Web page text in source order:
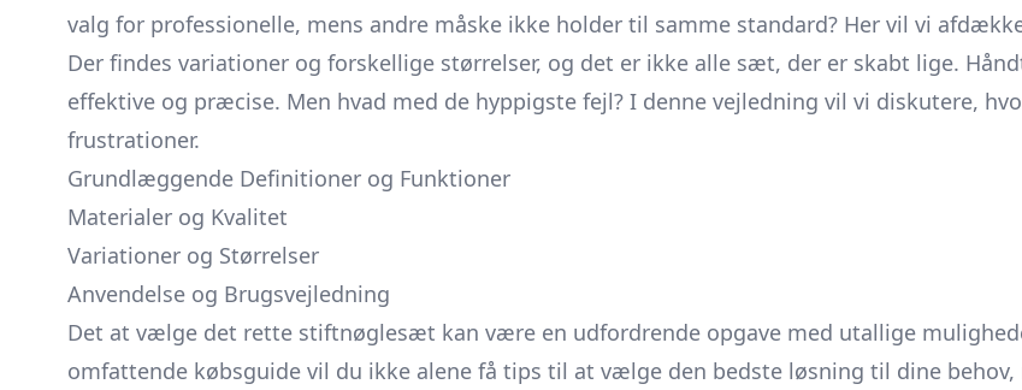
valg for professionelle, mens andre måske ikke holder til samme standard? Her vil vi
Der findes variationer og forskellige størrelser, og det er ikke alle sæt, der er skabt lige.
effektive og præcise. Men hvad med de hyppigste fejl? I denne vejledning vil vi diskutere,
frustrationer.
Grundlæggende Definitioner og Funktioner
Materialer og Kvalitet
Variationer og Størrelser
Anvendelse og Brugsvejledning
Det at vælge det rette stiftnøglesæt kan være en udfordrende opgave med utallige
omfattende købsguide vil du ikke alene få tips til at vælge den bedste løsning til dine